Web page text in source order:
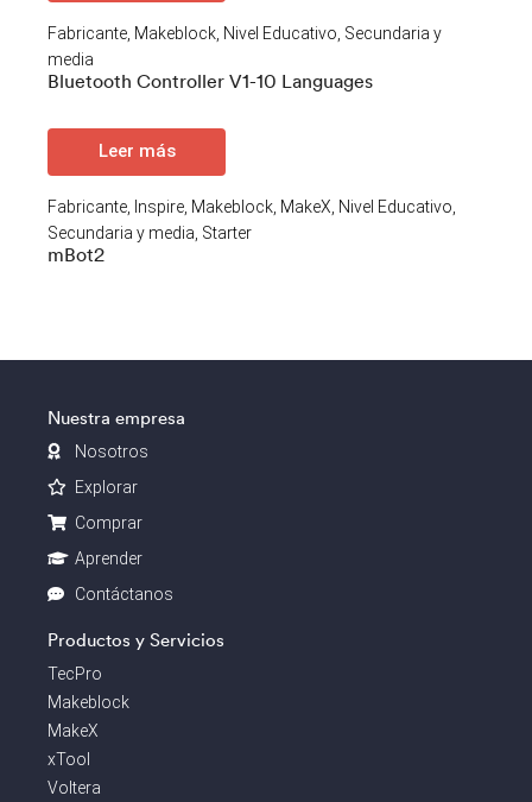
Fabricante Makeblock Nivel Educativo Secundaria y
media
Bluetooth Controller V1-10 Languages
Leer más
Fabricante Inspire Makeblock MakeX Nivel Educativo
Secundaria y media Starter
mBot2
Nuestra empresa
Nosotros
Explorar
Comprar
Aprender
Contáctanos
Productos y Servicios
TecPro
Makeblock
MakeX
xTool
Voltera